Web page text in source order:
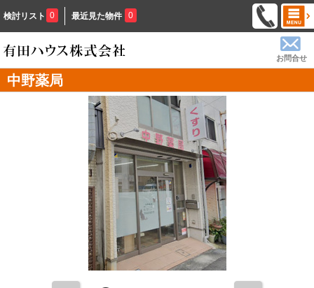
検討リスト 0 最近見た物件 0
お問合せ
中野薬局